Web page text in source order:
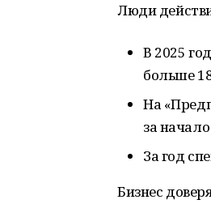
Люди
В 2025
больше
На
за
За год
Бизнес